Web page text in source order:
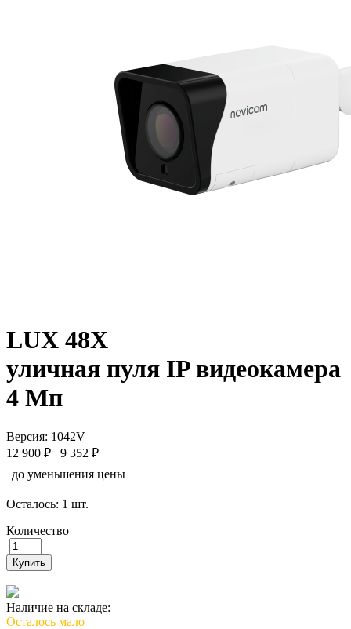
LUX 48X
уличная пуля IP видеокамера
4 Мп
Версия: 1042V
12 900 ₽
9 352 ₽
до уменьшения цены
Осталось: 1 шт.
Количество
Купить
Наличие на складе:
Осталось мало